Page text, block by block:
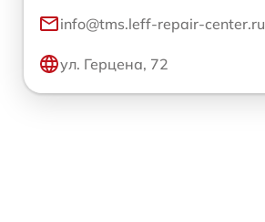
info@tms.leff-repair-center.ru
ул. Герцена, 72